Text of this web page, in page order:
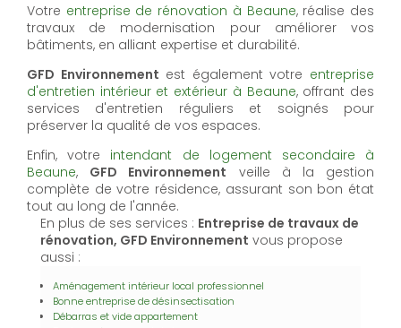
Votre entreprise de rénovation à Beaune, réalise des
travaux de modernisation pour améliorer vos
bâtiments, en alliant expertise et durabilité.
GFD Environnement est également votre entreprise
d'entretien intérieur et extérieur à Beaune, offrant des
services d'entretien réguliers et soignés pour
préserver la qualité de vos espaces.
Enfin, votre intendant de logement secondaire à
Beaune, GFD Environnement veille à la gestion
complète de votre résidence, assurant son bon état
tout au long de l'année.
En plus de ses services : Entreprise de travaux de
rénovation, GFD Environnement vous propose
aussi :
Aménagement intérieur local professionnel
Bonne entreprise de désinsectisation
Débarras et vide appartement